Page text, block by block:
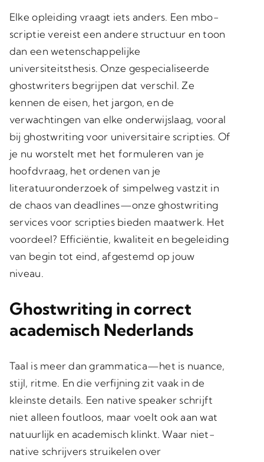
Elke opleiding vraagt iets anders. Een mbo-
scriptie vereist een andere structuur en toon
dan een wetenschappelijke
universiteitsthesis. Onze gespecialiseerde
ghostwriters begrijpen dat verschil. Ze
kennen de eisen, het jargon, en de
verwachtingen van elke onderwijslaag, vooral
bij ghostwriting voor universitaire scripties. Of
je nu worstelt met het formuleren van je
hoofdvraag, het ordenen van je
literatuuronderzoek of simpelweg vastzit in
de chaos van deadlines—onze ghostwriting
services voor scripties bieden maatwerk. Het
voordeel? Efficiëntie, kwaliteit en begeleiding
van begin tot eind, afgestemd op jouw
niveau.
Ghostwriting in correct
academisch Nederlands
Taal is meer dan grammatica—het is nuance,
stijl, ritme. En die verfijning zit vaak in de
kleinste details. Een native speaker schrijft
niet alleen foutloos, maar voelt ook aan wat
natuurlijk en academisch klinkt. Waar niet-
native schrijvers struikelen over